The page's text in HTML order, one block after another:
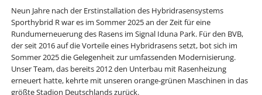
Neun Jahre nach der Erstinstallation des Hybridrasensystems
Sporthybrid R war es im Sommer 2025 an der Zeit für eine
Rundumerneuerung des Rasens im Signal Iduna Park. Für den BVB,
der seit 2016 auf die Vorteile eines Hybridrasens setzt, bot sich im
Sommer 2025 die Gelegenheit zur umfassenden Modernisierung.
Unser Team, das bereits 2012 den Unterbau mit Rasenheizung
erneuert hatte, kehrte mit unseren orange-grünen Maschinen in das
größte Stadion Deutschlands zurück.